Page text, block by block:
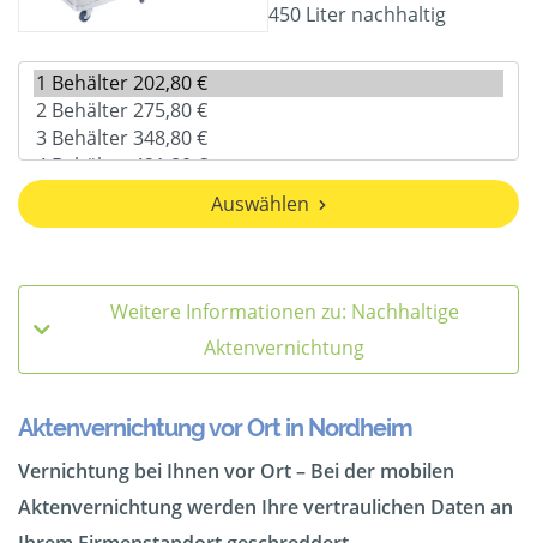
450 Liter nachhaltig
Auswählen
Weitere Informationen zu: Nachhaltige
Aktenvernichtung
Aktenvernichtung vor Ort in Nordheim
Vernichtung bei Ihnen vor Ort – Bei der mobilen
Aktenvernichtung werden Ihre vertraulichen Daten an